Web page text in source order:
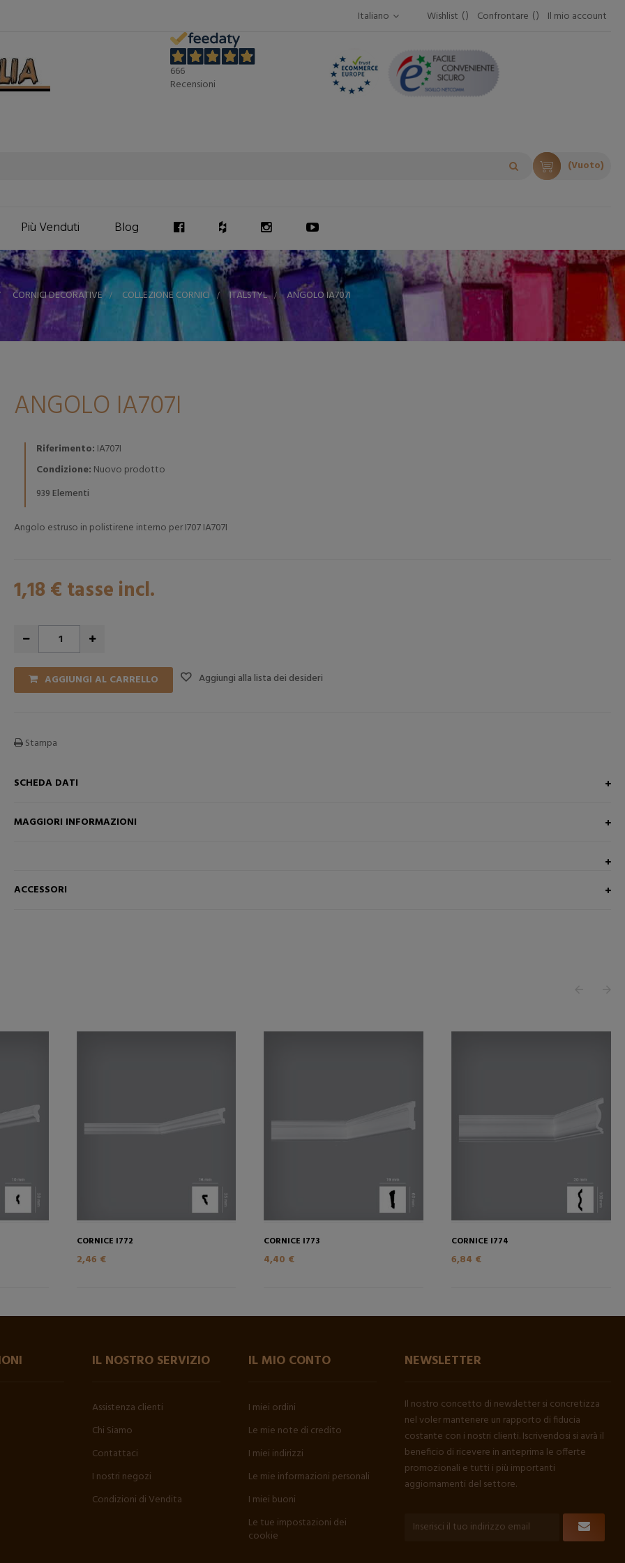
Wishlist Confrontare Il mio account
Italiano
666
Recensioni
(Vuoto)
Più Venduti Blog
CORNICI DECORATIVE > COLLEZIONE CORNICI > ITALSTYL > ANGOLO IA707I
ANGOLO IA707I
Riferimento: IA707I
Condizione: Nuovo prodotto
939 Elementi
Angolo estruso in polistirene interno per I707 IA707I
1,18 € tasse incl.
AGGIUNGI AL CARRELLO Aggiungi alla lista dei desideri
Stampa
SCHEDA DATI
MAGGIORI INFORMAZIONI
ACCESSORI
CORNICE I772
2,46 €
CORNICE I773
4,40 €
CORNICE I774
6,84 €
IL NOSTRO SERVIZIO
Assistenza clienti
Chi Siamo
Contattaci
I nostri negozi
Condizioni di Vendita
IL MIO CONTO
I miei ordini
Le mie note di credito
I miei indirizzi
Le mie informazioni personali
I miei buoni
Le tue impostazioni dei
cookie
NEWSLETTER
Il nostro concetto di newsletter si concretizza
nel voler mantenere un rapporto di fiducia
costante con i nostri clienti. Iscrivendosi si avrà il
beneficio di ricevere in anteprima le offerte
promozionali e tutti i più importanti
aggiornamenti del settore.